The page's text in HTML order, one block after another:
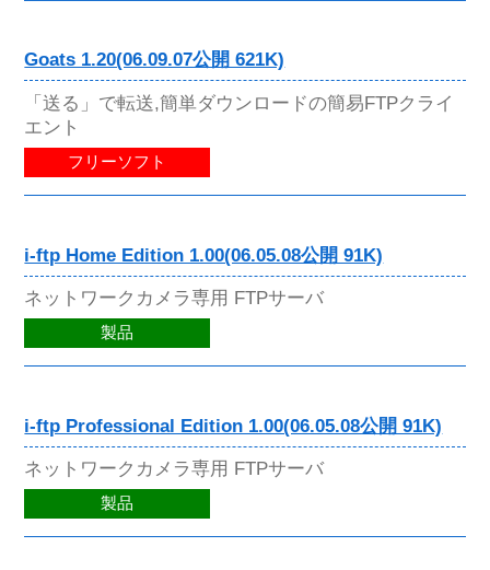
Goats 1.20(06.09.07公開 621K)
「送る」で転送,簡単ダウンロードの簡易FTPクライ
エント
フリーソフト
i-ftp Home Edition 1.00(06.05.08公開 91K)
ネットワークカメラ専用 FTPサーバ
製品
i-ftp Professional Edition 1.00(06.05.08公開 91K)
ネットワークカメラ専用 FTPサーバ
製品